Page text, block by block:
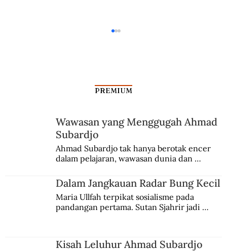
Penduduk Belanda Melawan Nazi
dengan Bunga
PREMIUM
Wawasan yang Menggugah Ahmad
Subardjo
Ahmad Subardjo tak hanya berotak encer
dalam pelajaran, wawasan dunia dan
Jules Verne, Multatuli, hingga Sun Yat-sen.
Dalam Jangkauan Radar Bung Kecil
Maria Ullfah terpikat sosialisme pada
pandangan pertama. Sutan Sjahrir jadi
Kisah Leluhur Ahmad Subardjo